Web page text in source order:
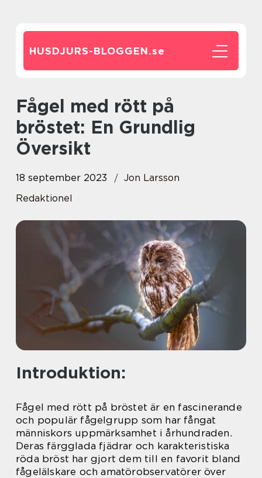
HUSDJURS-BLOGGEN.se
Fågel med rött på
bröstet: En Grundlig
Översikt
18 september 2023
Jon Larsson
Redaktionel
Introduktion:
Fågel med rött på bröstet är en fascinerande
och populär fågelgrupp som har fångat
människors uppmärksamhet i århundraden.
Deras färgglada fjädrar och karakteristiska
röda bröst har gjort dem till en favorit bland
fågelälskare och amatörobservatörer över